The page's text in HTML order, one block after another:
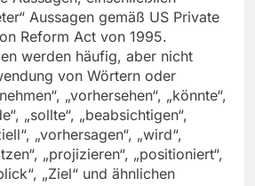
Aussagen gemäß US Private
Reform Act von 1995.
werden häufig, aber nicht
von Wörtern oder
„vorhersehen“, „könnte“,
„sollte“, „beabsichtigen“,
„vorhersagen“, „wird“,
„projizieren“, „positioniert“,
„Ziel“ und ähnlichen